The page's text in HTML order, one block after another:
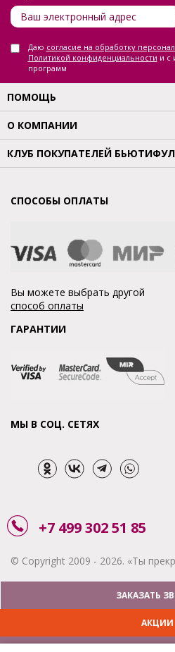
Даю согласие на обработку
Политикой конфиденциальности и с
программ
ПОМОЩЬ
О КОМПАНИИ
КЛУБ ПОКУПАТЕЛЕЙ
СПОСОБЫ ОПЛАТЫ
Вы можете выбрать другой
способ оплаты
ГАРАНТИИ
МЫ В СОЦ. СЕТЯХ
+7 499 302 51 85
© Copyright 2009 - 2026. «Ты
ЗАКАЗАТЬ
АКЦИИ